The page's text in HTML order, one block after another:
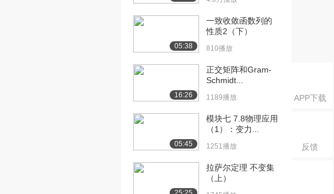
APP下载
反馈
[17] 2.4极限存在准则与两
个重要极限（...
07:23
[18] 2.4极限存在准则与两
个重要极限（...
个重要极限（...
个重要极限（...
05:38
一致收敛函数列的
性质2（下）
810播放
16:26
正交矩阵和Gram-
Schmidt...
1189播放
05:45
模块七 7.8物理应用
（1）：变力...
1251播放
拉萨尔定理 不变集
（上）